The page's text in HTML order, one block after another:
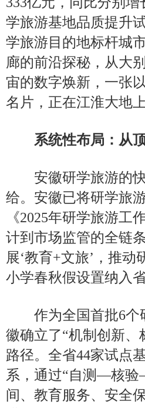
学旅游基地品质提升
学旅游目的地标杆城
廊的前沿探秘，从大
宙的数字焕新，一张
名片，正在江淮大地
系统性布局：从
安徽研学旅游的快
给。安徽已将研学旅
《2025年研学旅游
计到市场监管的全链
展‘教育+文旅’，推
小学春秋假设置纳入
作为全国首批6个
徽确立了“机制创新
路径。全省44家试点
系，通过“自测—核
间、教育服务、安全